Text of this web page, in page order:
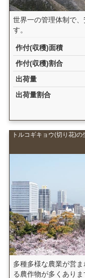
世界一の管理体制で
す。
作付(収穫)面積
作付(収穫)割合
出荷量
出荷量割合
トルコギキョウ(切り花)
多種多様な農業が営
る農作物が多くありま